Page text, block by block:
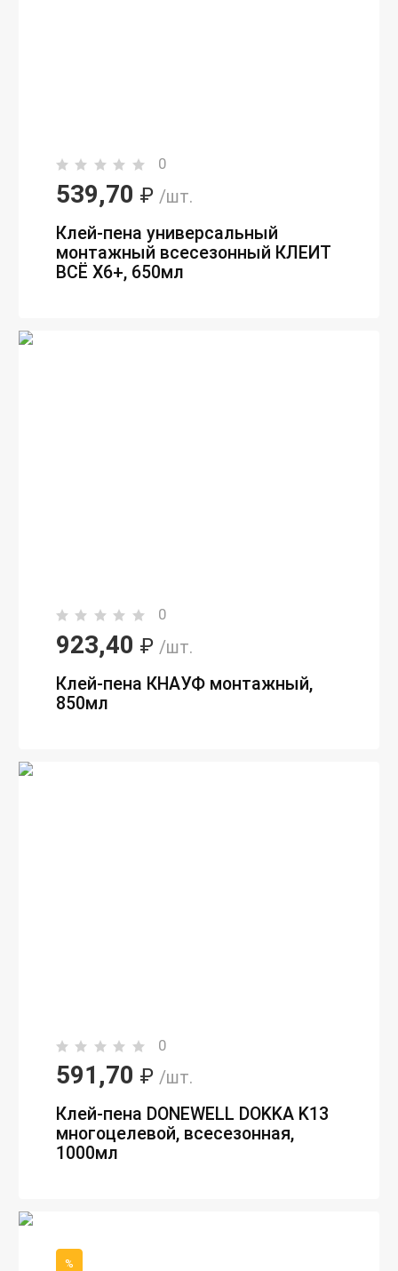
0
539,70 ₽ /шт.
Клей-пена универсальный
монтажный всесезонный КЛЕИТ
ВСЁ X6+, 650мл
0
923,40 ₽ /шт.
Клей-пена КНАУФ монтажный,
850мл
0
591,70 ₽ /шт.
Клей-пена DONEWELL DOKKA K13
многоцелевой, всесезонная,
1000мл
%